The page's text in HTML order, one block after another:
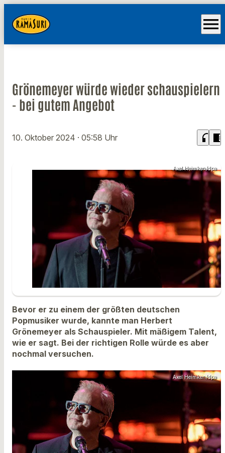
menu
Grönemeyer würde wieder schauspielern
- bei gutem Angebot
10. Oktober 2024 · 05:58 Uhr headphones chrome_reader_mode
Axel Heimken/dpa
Bevor er zu einem der größten deutschen
Popmusiker wurde, kannte man Herbert
Grönemeyer als Schauspieler. Mit mäßigem Talent,
wie er sagt. Bei der richtigen Rolle würde es aber
nochmal versuchen.
Axel Heimken/dpa